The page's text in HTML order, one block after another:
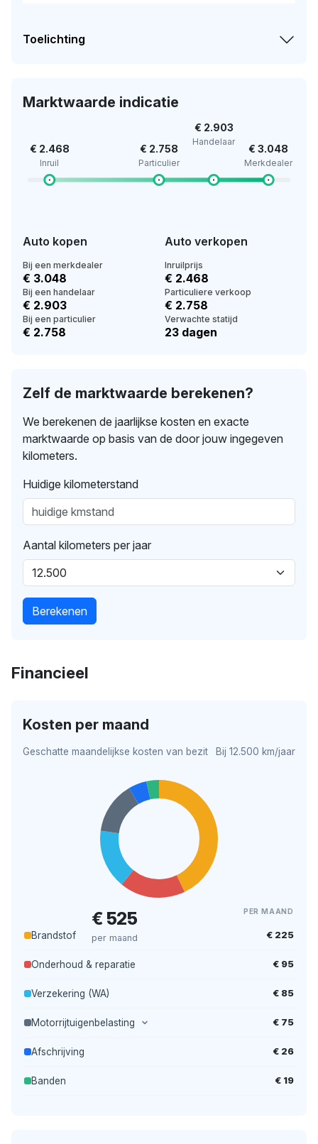
Toelichting
Marktwaarde indicatie
€ 2.468
Inruil
€ 2.758
Particulier
€ 2.903
Handelaar
€ 3.048
Merkdealer
Auto kopen
Bij een merkdealer
€ 3.048
Bij een handelaar
€ 2.903
Bij een particulier
€ 2.758
Auto verkopen
Inruilprijs
€ 2.468
Particuliere verkoop
€ 2.758
Verwachte statijd
23 dagen
Zelf de marktwaarde berekenen?
We berekenen de jaarlijkse kosten en exacte
marktwaarde op basis van de door jouw ingegeven
kilometers.
Huidige kilometerstand
Aantal kilometers per jaar
Berekenen
Financieel
Kosten per maand
Geschatte maandelijkse kosten van bezit Bij 12.500 km/jaar
€ 525
per maand
PER MAAND
Brandstof € 225
Onderhoud & reparatie € 95
Verzekering (WA) € 85
Motorrijtuigenbelasting € 75
Afschrijving € 26
Banden € 19